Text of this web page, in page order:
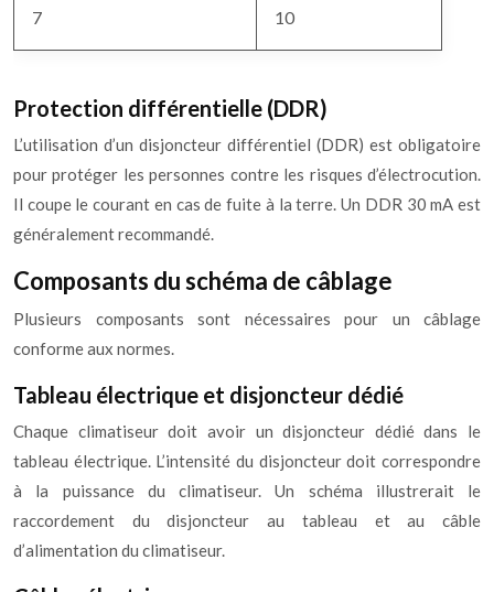
7 10
Protection différentielle (DDR)
L’utilisation d’un disjoncteur différentiel (DDR) est obligatoire
pour protéger les personnes contre les risques d’électrocution.
Il coupe le courant en cas de fuite à la terre. Un DDR 30 mA est
généralement recommandé.
Composants du schéma de câblage
Plusieurs composants sont nécessaires pour un câblage
conforme aux normes.
Tableau électrique et disjoncteur dédié
Chaque climatiseur doit avoir un disjoncteur dédié dans le
tableau électrique. L’intensité du disjoncteur doit correspondre
à la puissance du climatiseur. Un schéma illustrerait le
raccordement du disjoncteur au tableau et au câble
d’alimentation du climatiseur.